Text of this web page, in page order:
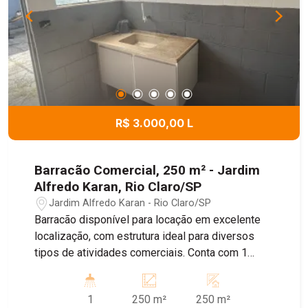
R$ 3.000,00 L
Barracão Comercial, 250 m² - Jardim
Alfredo Karan, Rio Claro/SP
Jardim Alfredo Karan - Rio Claro/SP
Barracão disponível para locação em excelente
localização, com estrutura ideal para diversos
tipos de atividades comerciais. Conta com 1
pode ser utilizada como escritório e possui
instalação de energia trifásica, proporcionando
1 250 m² 250 m²